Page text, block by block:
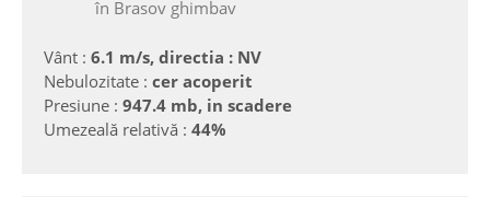
în Brasov ghimbav
Vânt : 6.1 m/s, directia : NV
Nebulozitate : cer acoperit
Presiune : 947.4 mb, in scadere
Umezeală relativă : 44%